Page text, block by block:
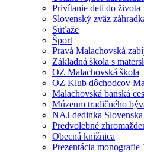
Privítanie deti do života
Slovenský zväz
Súťaže
Šport
Pravá Malachovská
Základná škola s
OZ Malachovská škola
OZ Klub dôchodcov
Malachovská banská
Múzeum tradičného
NAJ dedinka Slovenska
Predvolebné
Obecná knižnica
Prezentácia monografie